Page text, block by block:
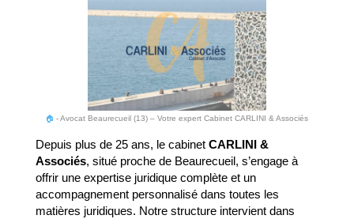
🏠 -Avocat Beaurecueil (13) – Votre expert Cabinet CARLINI & Associés
Depuis plus de 25 ans, le cabinet CARLINI &
Associés, situé proche de Beaurecueil, s’engage à
offrir une expertise juridique complète et un
accompagnement personnalisé dans toutes les
matières juridiques. Notre structure intervient dans